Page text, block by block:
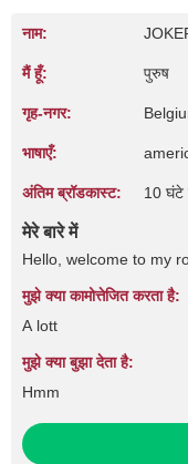
नाम:
मैं हूँ: पुरुष
गृह‑नगर:
भाषाएँ:
अंतिम ब्रॉडकास्ट: 10 घंटे
मेरे बारे में
Hello, welcome to my
मुझे क्या कामोत्तेजित करता है:
A lott
मुझे क्या बुझा देता है:
Hmm